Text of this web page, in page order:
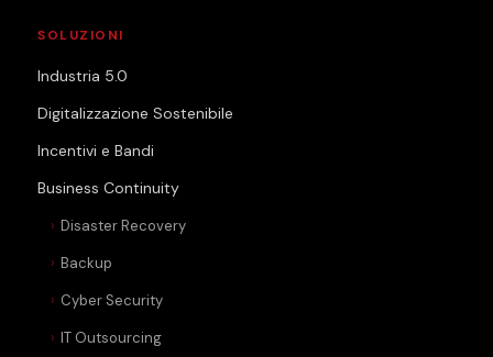
SOLUZIONI
Industria 5.0
Digitalizzazione Sostenibile
Incentivi e Bandi
Business Continuity
Disaster Recovery
Backup
Cyber Security
IT Outsourcing